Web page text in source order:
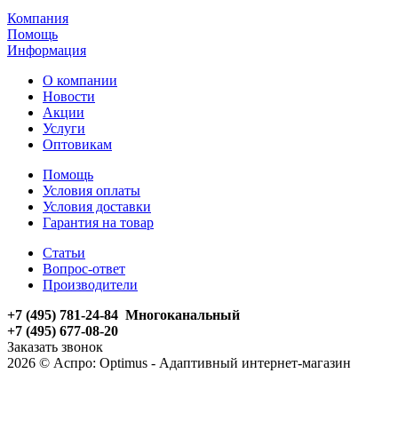
Компания
Помощь
Информация
О компании
Новости
Акции
Услуги
Оптовикам
Помощь
Условия оплаты
Условия доставки
Гарантия на товар
Статьи
Вопрос-ответ
Производители
+7 (495) 781-24-84 Многоканальный
+7 (495) 677-08-20
Заказать звонок
2026 © Аспро: Optimus - Адаптивный интернет-магазин